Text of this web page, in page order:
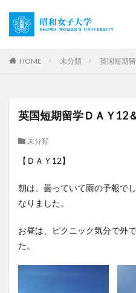
HOME 未分類 英国短期
英国短期留学ＤＡＹ12
未分類
【ＤＡＹ12】
朝は、曇っていて雨の予報で
なりました。
お昼は、ピクニック気分で外
た。